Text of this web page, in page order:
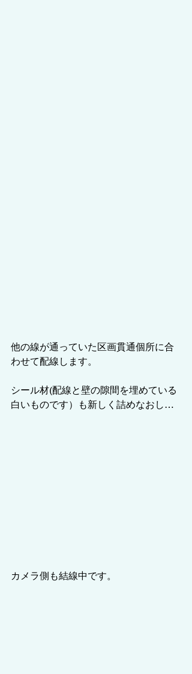
他の線が通っていた区画貫通個所に合
わせて配線します。
シール材(配線と壁の隙間を埋めている
白いものです）も新しく詰めなおし…
カメラ側も結線中です。